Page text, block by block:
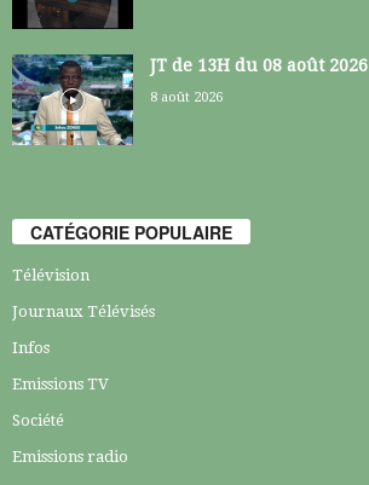
JT de 13H du 08 août 2026
8 août 2026
CATÉGORIE POPULAIRE
Télévision
Journaux Télévisés
Infos
Emissions TV
Société
Emissions radio